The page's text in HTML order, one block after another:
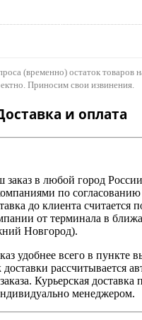
(временно) остаток товаров
Приносим свои извинения.
и оплата
в любой город России
по согласованию
до клиента считается
от терминала в
Новгород).
удобнее всего в пункте
рассчитывается
Курьерская доставка
менеджером.